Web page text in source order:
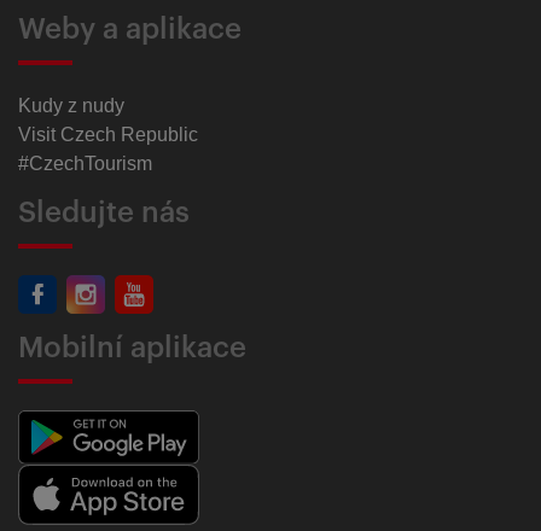
Weby a aplikace
Kudy z nudy
Visit Czech Republic
#CzechTourism
Sledujte nás
Mobilní aplikace